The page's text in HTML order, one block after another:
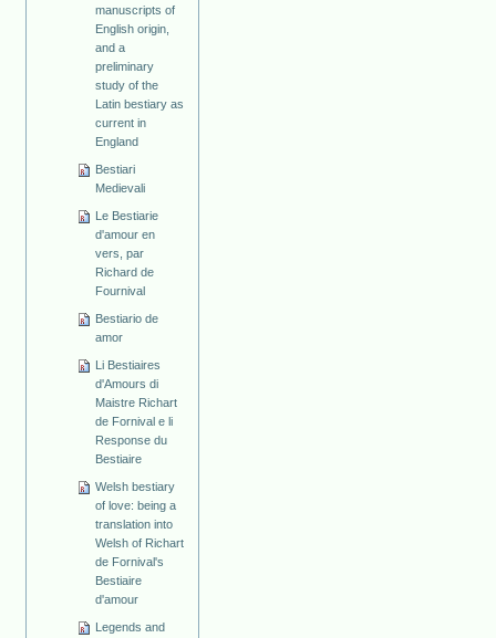
manuscripts of
English origin,
and a
preliminary
study of the
Latin bestiary as
current in
England
Bestiari
Medievali
Le Bestiarie
d'amour en
vers, par
Richard de
Fournival
Bestiario de
amor
Li Bestiaires
d'Amours di
Maistre Richart
de Fornival e li
Response du
Bestiaire
Welsh bestiary
of love: being a
translation into
Welsh of Richart
de Fornival's
Bestiaire
d'amour
Legends and